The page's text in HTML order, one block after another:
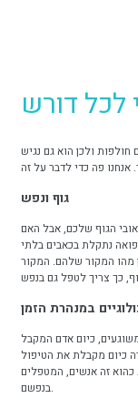
לכל דורש
חולפות ולכן הוא גם נגיש
גוף ונפש
הגוף שלכם, אבל האם
נתקלת בכאבים בלתי
מהו המקור שלהם. המקור
במנהרת הזמן
כיום אדם המקבל
כיום מקבלת את הטיפול
כהוא זה אנשים, המטפלים
בנפשם.